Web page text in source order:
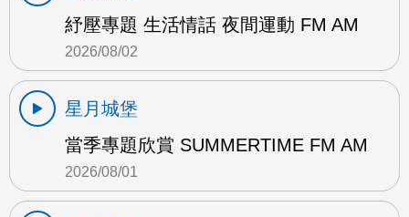
紓壓專題 生活情話 夜間運動 FM AM
2026/08/02
星月城堡
當季專題欣賞 SUMMERTIME FM AM
2026/08/01